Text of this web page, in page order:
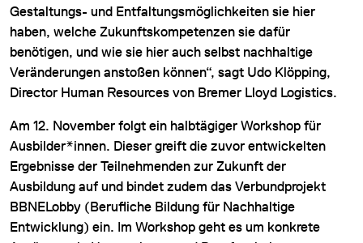
Gestaltungs- und Entfaltungsmöglichkeiten sie hier
haben, welche Zukunftskompetenzen sie dafür
benötigen, und wie sie hier auch selbst nachhaltige
Veränderungen anstoßen können“, sagt Udo Klöpping,
Director Human Resources von Bremer Lloyd Logistics.
Am 12. November folgt ein halbtägiger Workshop für
Ausbilder*innen. Dieser greift die zuvor entwickelten
Ergebnisse der Teilnehmenden zur Zukunft der
Ausbildung auf und bindet zudem das Verbundprojekt
BBNELobby (Berufliche Bildung für Nachhaltige
Entwicklung) ein. Im Workshop geht es um konkrete